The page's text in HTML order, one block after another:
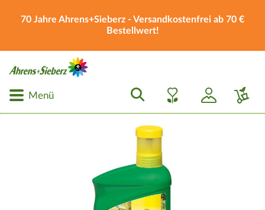
70 Jahre Ahrens+Sieberz - Versandkostenfrei ab 70 €
Bestellwert!
Menü